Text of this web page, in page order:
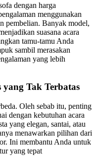
dengan harga
menggunakan
pembelian. Banyak model,
suasana acara
tamu-tamu Anda
sambil merasakan
yang lebih
Tak Terbatas
Oleh sebab itu, penting
dengan kebutuhan acara
yang elegan, santai, atau
menawarkan pilihan dari
Ini membantu Anda untuk
yang tepat